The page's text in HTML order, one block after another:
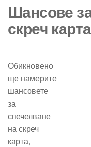
Шансове
скреч карта
Обикновено
ще намерите
шансовете
за
спечелване
на скреч
карта,